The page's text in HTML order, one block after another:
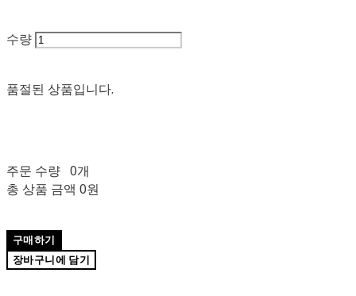
수량
품절된 상품입니다.
주문 수량 0개
총 상품 금액 0원
구매하기
장바구니에 담기